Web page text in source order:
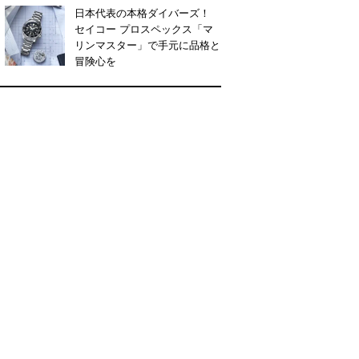
日本代表の本格ダイバーズ！
セイコー プロスペックス「マ
リンマスター」で手元に品格と
冒険心を